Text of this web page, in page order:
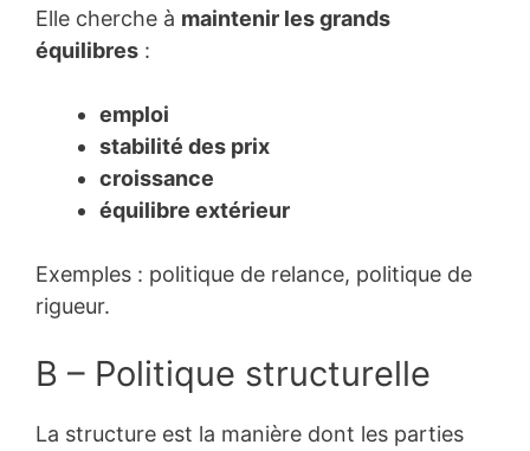
Elle cherche à maintenir les grands
équilibres :
emploi
stabilité des prix
croissance
équilibre extérieur
Exemples : politique de relance, politique de
rigueur.
B – Politique structurelle
La structure est la manière dont les parties